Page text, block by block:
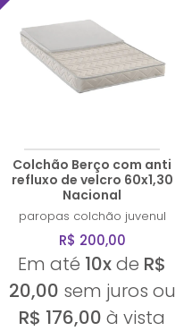
Colchão Berço com anti
refluxo de velcro 60x1,30
Nacional
paropas colchão juvenul
R$ 200,00
Em até 10xde R$
20,00 sem juros ou
R$ 176,00 à vista